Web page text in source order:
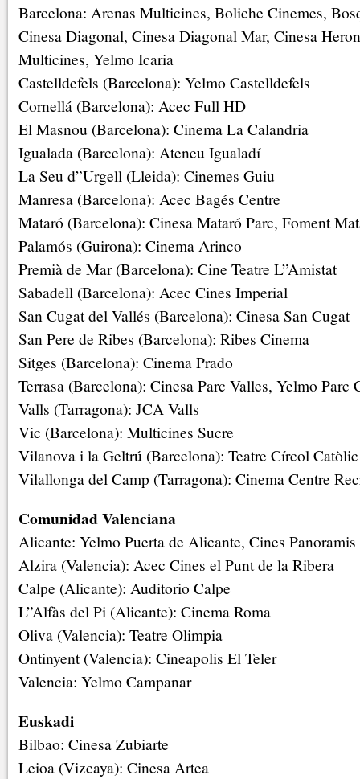
Barcelona: Arenas Multicines, Boliche Cinemes,
Cinesa Diagonal, Cinesa Diagonal Mar, Cinesa
Multicines, Yelmo Icaria
Castelldefels (Barcelona): Yelmo Castelldefels
Cornellá (Barcelona): Acec Full HD
El Masnou (Barcelona): Cinema La Calandria
Igualada (Barcelona): Ateneu Igualadí
La Seu d”Urgell (Lleida): Cinemes Guiu
Manresa (Barcelona): Acec Bagés Centre
Mataró (Barcelona): Cinesa Mataró Parc, Foment
Palamós (Guirona): Cinema Arinco
Premià de Mar (Barcelona): Cine Teatre L”Amistat
Sabadell (Barcelona): Acec Cines Imperial
San Cugat del Vallés (Barcelona): Cinesa San Cugat
San Pere de Ribes (Barcelona): Ribes Cinema
Sitges (Barcelona): Cinema Prado
Terrasa (Barcelona): Cinesa Parc Valles, Yelmo Parc
Valls (Tarragona): JCA Valls
Vic (Barcelona): Multicines Sucre
Vilanova i la Geltrú (Barcelona): Teatre Círcol Catòlic
Vilallonga del Camp (Tarragona): Cinema Centre
Comunidad Valenciana
Alicante: Yelmo Puerta de Alicante, Cines Panoramis
Alzira (Valencia): Acec Cines el Punt de la Ribera
Calpe (Alicante): Auditorio Calpe
L”Alfàs del Pi (Alicante): Cinema Roma
Oliva (Valencia): Teatre Olimpia
Ontinyent (Valencia): Cineapolis El Teler
Valencia: Yelmo Campanar
Euskadi
Bilbao: Cinesa Zubiarte
Leioa (Vizcaya): Cinesa Artea